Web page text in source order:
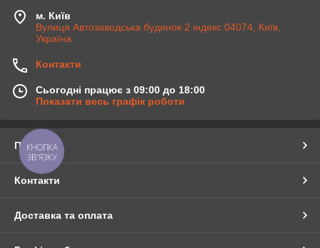
м. Київ
Вулиця Автозаводська будинок 2 індекс 04074, Київ,
Україна
Контакти
Сьогодні працює з 09:00 до 18:00
Показати весь графік роботи
Про нас
Контакти
Доставка та оплата
КНОПКА
ЗВ'ЯЗКУ